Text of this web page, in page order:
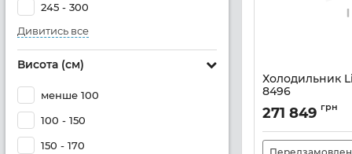
245 - 300
Дивитись все
Висота (см)
менше 100
100 - 150
150 - 170
Холодильник
8496
Артикул:SBSES8496
271 849 грн